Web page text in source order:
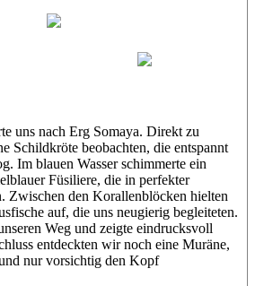
uns nach Erg Somaya. Direkt zu
Schildkröte beobachten, die entspannt
Im blauen Wasser schimmerte ein
Füsiliere, die in perfekter
Zwischen den Korallenblöcken hielten
auf, die uns neugierig begleiteten.
Weg und zeigte eindrucksvoll
entdeckten wir noch eine Muräne,
nur vorsichtig den Kopf